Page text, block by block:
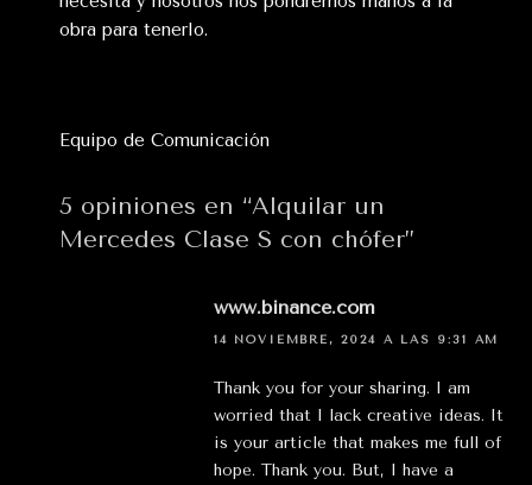
obra para tenerlo.
Equipo de Comunicación
5 opiniones en “Alquilar un
Mercedes Clase S con chófer”
www.binance.com
14 NOVIEMBRE, 2024 A LAS 9:31 AM
Thank you for your sharing. I am
worried that I lack creative ideas. It
is your article that makes me full of
hope. Thank you. But, I have a